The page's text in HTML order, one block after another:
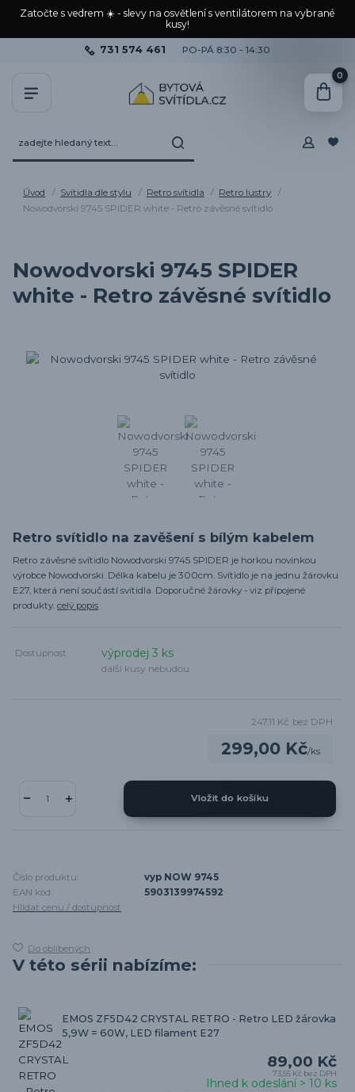
Zatočte s vedrem ☀️ - slevy na osvětlení s ventilátorem na vybrané
kusy!
731 574 461 PO-PÁ 8:30 - 14:30
0
Úvod Svítidla dle stylu Retro svítidla
Retro lustry
Nowodvorski 9745 SPIDER white - Retro závěsné svítidlo
Nowodvorski 9745 SPIDER
white - Retro závěsné svítidlo
Retro svítidlo na zavěšení s bílým kabelem
Retro závěsné svítidlo Nowodvorski 9745 SPIDER je horkou novinkou
výrobce Nowodvorski. Délka kabelu je 300cm. Svítidlo je na jednu žárovku
E27, která není součástí svítidla. Doporučné žárovky - viz připojené
produkty. celý popis
Dostupnost výprodej 3 ks
další kusy nebudou
299,00 Kč/ks
247,11 Kč bez DPH
Vložit do košíku
Číslo produktu:
vyp NOW 9745
EAN kód:
5903139974592
Hlídat cenu / dostupnost
Do oblíbených
V této sérii nabízíme:
EMOS ZF5D42 CRYSTAL RETRO - Retro LED žárovka
5,9W = 60W, LED filament E27
89,00 Kč
73,55 Kč bez DPH
Ihned k odeslání > 10 ks